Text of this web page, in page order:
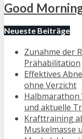
Good
Neueste Beiträge
Zunahme der
Prähabilitation
Effektives
ohne Verzicht
Halbmarathon
und aktuelle
Krafttraining
Muskelmasse